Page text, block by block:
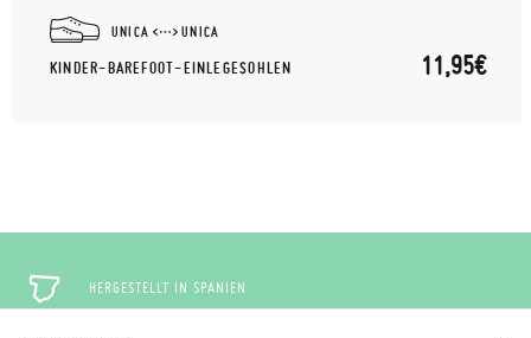
UNICA UNICA
KINDER-BAREFOOT-EINLEGESOHLEN 11,95€
HERGESTELLT IN SPANIEN